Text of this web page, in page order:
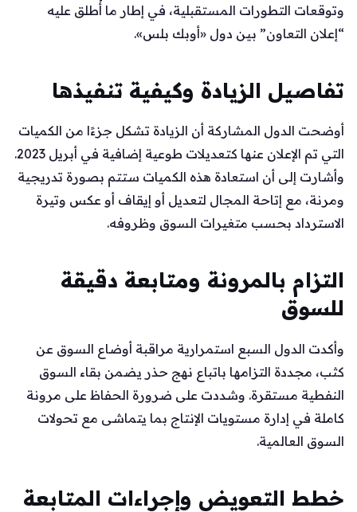
وتوقعات التطورات المستقبلية، في إطار ما أُطلق عليه
“إعلان التعاون” بين دول «أوبك بلس».
تفاصيل الزيادة وكيفية تنفيذها
أوضحت الدول المشاركة أن الزيادة تشكل جزءًا من الكميات
التي تم الإعلان عنها كتعديلات طوعية إضافية في أبريل 2023.
وأشارت إلى أن استعادة هذه الكميات ستتم بصورة تدريجية
ومرنة، مع إتاحة المجال لتعديل أو إيقاف أو عكس وتيرة
الاسترداد بحسب متغيرات السوق وظروفه.
التزام بالمرونة ومتابعة دقيقة
للسوق
وأكدت الدول السبع استمرارية مراقبة أوضاع السوق عن
كثب، مجددة التزامها باتباع نهج حذر يضمن بقاء السوق
النفطية مستقرة. وشددت على ضرورة الحفاظ على مرونة
كاملة في إدارة مستويات الإنتاج بما يتماشى مع تحولات
السوق العالمية.
خطط التعويض وإجراءات المتابعة